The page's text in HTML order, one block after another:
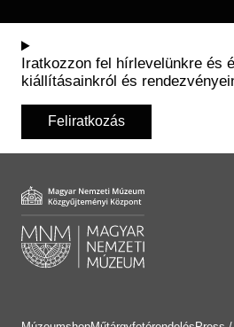
Iratkozzon fel hírlevelünkre és
kiállításainkról és
Feliratkozás